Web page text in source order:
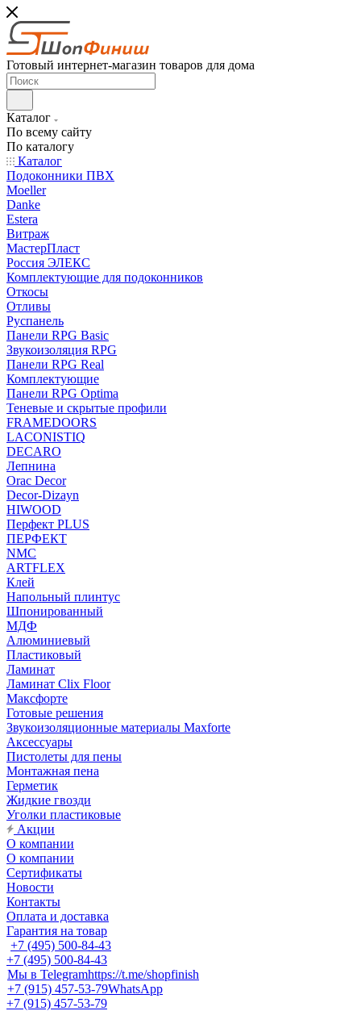
Готовый интернет-магазин товаров для дома
Каталог
По всему сайту
По каталогу
Каталог
Подоконники ПВХ
Moeller
Danke
Estera
Витраж
МастерПласт
Россия ЭЛЕКС
Комплектующие для подоконников
Откосы
Отливы
Руспанель
Панели RPG Basic
Звукоизоляция RPG
Панели RPG Real
Комплектующие
Панели RPG Optima
Теневые и скрытые профили
FRAMEDOORS
LACONISTIQ
DECARO
Лепнина
Orac Decor
Decor-Dizayn
HIWOOD
Перфект PLUS
ПЕРФЕКТ
NMC
ARTFLEX
Клей
Напольный плинтус
Шпонированный
МДФ
Алюминиевый
Пластиковый
Ламинат
Ламинат Clix Floor
Максфорте
Готовые решения
Звукоизоляционные материалы Maxforte
Аксессуары
Пистолеты для пены
Монтажная пена
Герметик
Жидкие гвозди
Уголки пластиковые
Акции
О компании
О компании
Сертификаты
Новости
Контакты
Оплата и доставка
Гарантия на товар
+7 (495) 500-84-43
+7 (495) 500-84-43
Мы в Telegramhttps://t.me/shopfinish
+7 (915) 457-53-79WhatsApp
+7 (915) 457-53-79